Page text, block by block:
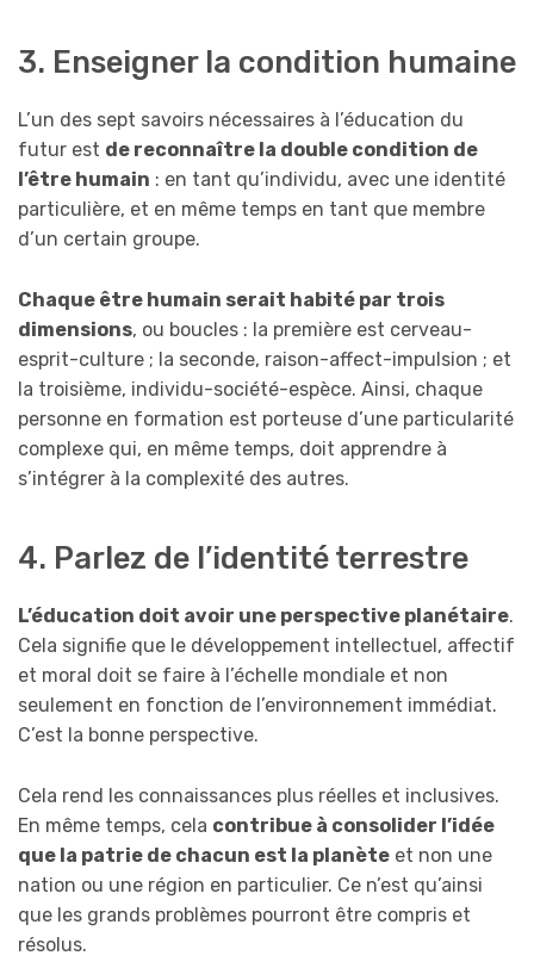
3. Enseigner la condition humaine
L’un des sept savoirs nécessaires à l’éducation du
futur est de reconnaître la double condition de
l’être humain : en tant qu’individu, avec une identité
particulière, et en même temps en tant que membre
d’un certain groupe.
Chaque être humain serait habité par trois
dimensions, ou boucles : la première est cerveau-
esprit-culture ; la seconde, raison-affect-impulsion ; et
la troisième, individu-société-espèce. Ainsi, chaque
personne en formation est porteuse d’une particularité
complexe qui, en même temps, doit apprendre à
s’intégrer à la complexité des autres.
4. Parlez de l’identité terrestre
L’éducation doit avoir une perspective planétaire.
Cela signifie que le développement intellectuel, affectif
et moral doit se faire à l’échelle mondiale et non
seulement en fonction de l’environnement immédiat.
C’est la bonne perspective.
Cela rend les connaissances plus réelles et inclusives.
En même temps, cela contribue à consolider l’idée
que la patrie de chacun est la planète et non une
nation ou une région en particulier. Ce n’est qu’ainsi
que les grands problèmes pourront être compris et
résolus.